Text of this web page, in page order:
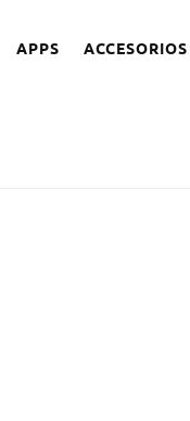
APPS ACCESORIOS